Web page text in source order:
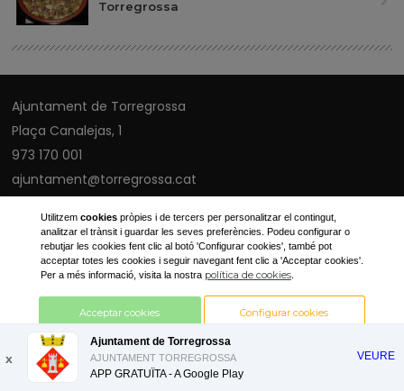
Torregrossa
Ajuntament de Torregrossa
Plaça Canalejas, 1
973 170 001
ajuntament@torregrossa.cat
© 2019 Avís legal
Utilitzem cookiespròpies i de tercers per personalitzar el contingut,
analitzar el trànsit i guardar les seves preferències. Podeu configurar o
rebutjar les cookies fent clic al botó 'Configurar cookies', també pot
acceptar totes les cookies i seguir navegant fent clic a 'Acceptar cookies'.
Per a més informació, visita la nostra política de cookies.
Acceptar cookies Configurar cookies
Rebutjar cookies
x
Ajuntament de Torregrossa
AJUNTAMENT TORREGROSSA
APP GRATUÏTA - AGoogle Play
VEURE